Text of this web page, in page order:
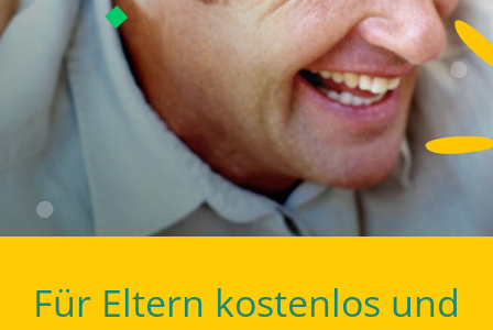
Für Eltern kostenlos und